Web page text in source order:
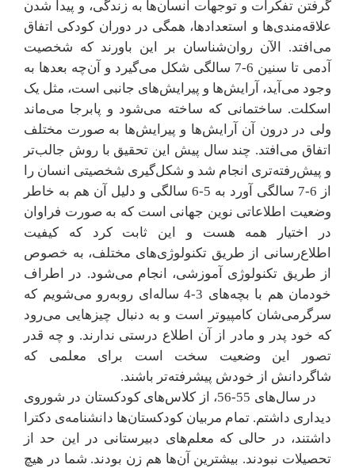
گرفتن تفکرات و توجهات انسان‌ها به زندگی، و پیدا شدن
علاقه‌مندی‌ها و استعدادها، همگی در دوران کودکی اتفاق
می‌افتد. الآن روان‌شناسان بر این باورند که شخصیت
آدمی تا سنین 6-7 سالگی شکل می‌گیرد و آن‌چه بعدها به
وجود می‌آید، آرایش‌ها و پیرایش‌های جانبی است، مثل یک
اسکلت. ساختمانی که ساخته می‌شود و پابرجا می‌ماند
ولی در درون آن آرایش‌ها و پیرایش‌ها به صورت مختلف
اتفاق می‌افتد. چند سال پیش این تحقیق با روش جالب‌تر
و پیش‌رفته‌تری انجام شد و شکل‌گیری شخصیتی انسان را
از 6-7 سالگی آورد به 5-6 سالگی و دلیل آن هم به خاطر
وضعیت اطلاعاتی نوین جهانی است که به صورت فراوان
در اختیار همه هست و این ثابت کرد که کیفیت
اطلاع‌رسانی از طریق تکنولوژی‌های مختلف، به خصوص
از طریق تکنولوژی آموزشی، انجام می‌شود. در اطراف
خودمان هم با بچه‌های 3-4 ساله‌ای روبه‌رو می‌شویم که
سرگرمی‌شان کامپیوتر است و به دنبال چیزهایی می‌رود
که خود پدر و مادر از آن اطلاع درستی ندارند. و چه قدر
تصور این وضعیت سخت است برای معلمی که
شاگردانش از خودش پیشرفته‌تر باشند.
در سال‌های 55-56، از کلاس‌های کودکستان در شوروی
دیداری داشتم. تمام مربیان کودکستان‌ها دانشنامه‌ی دکترا
داشتند، در حالی که معلم‌های دبیرستانی در این حد از
تحصیلات نبودند. بیشترین آن‌ها هم زن بودند. شما در هیچ